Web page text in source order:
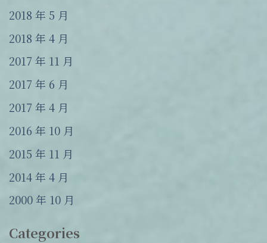
2018 年 5 月
2018 年 4 月
2017 年 11 月
2017 年 6 月
2017 年 4 月
2016 年 10 月
2015 年 11 月
2014 年 4 月
2000 年 10 月
Categories